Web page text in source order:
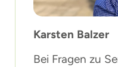
Karsten Balzer
Bei Fragen zu